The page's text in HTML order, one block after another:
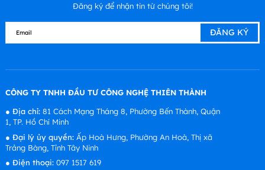
Đăng ký để nhận tin từ chúng tôi!
CÔNG TY TNHH ĐẦU TƯ CÔNG NGHỆ THIÊN THÀNH
● Địa chỉ:81 Cách Mạng Tháng 8, Phường Bến Thành, Quận
1, TP. Hồ Chí Minh
● Đại lý ủy quyền:Ấp Hoà Hưng, Phường An Hoà, Thị xã
Trảng Bàng, Tỉnh Tây Ninh
● Điện thoại: 097 1517 619